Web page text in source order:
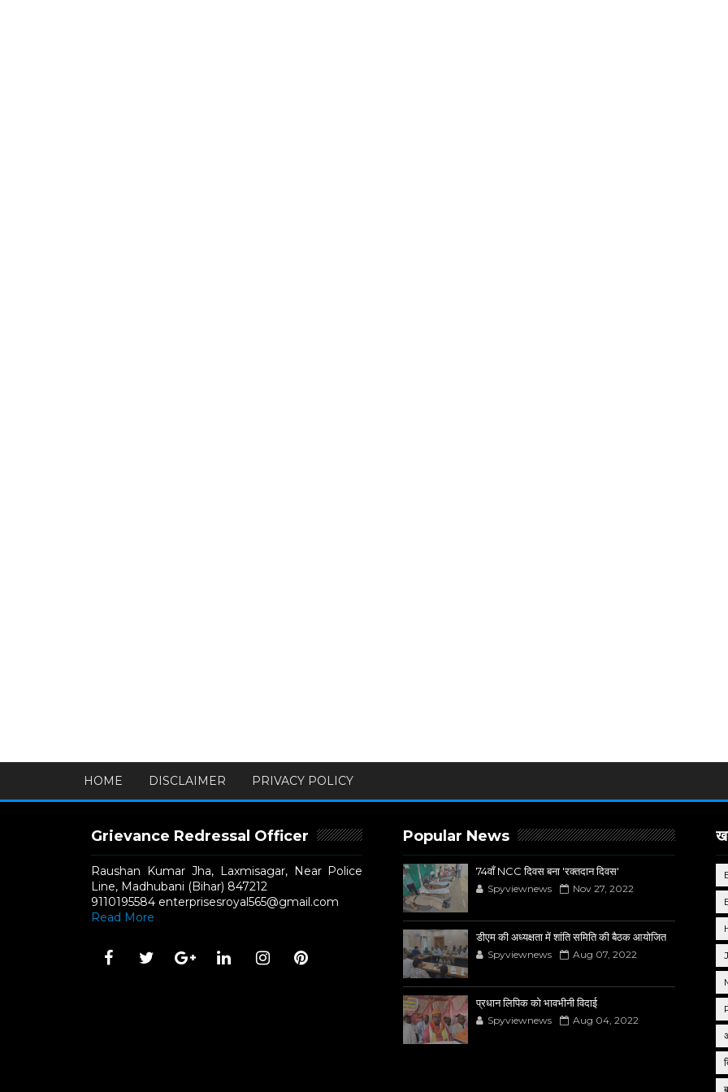
HOME DISCLAIMER PRIVACY POLICY
Grievance Redressal Officer
Raushan Kumar Jha, Laxmisagar, Near Police
Line, Madhubani (Bihar) 847212
9110195584 enterprisesroyal565@gmail.com
Read More
Popular News
74वाँ NCC दिवस बना 'रक्तदान दिवस'
Spyviewnews Nov 27, 2022
डीएम की अध्यक्षता में शांति समिति की बैठक आयोजित
Spyviewnews Aug 07, 2022
प्रधान लिपिक को भावभीनी विदाई
Spyviewnews Aug 04, 2022